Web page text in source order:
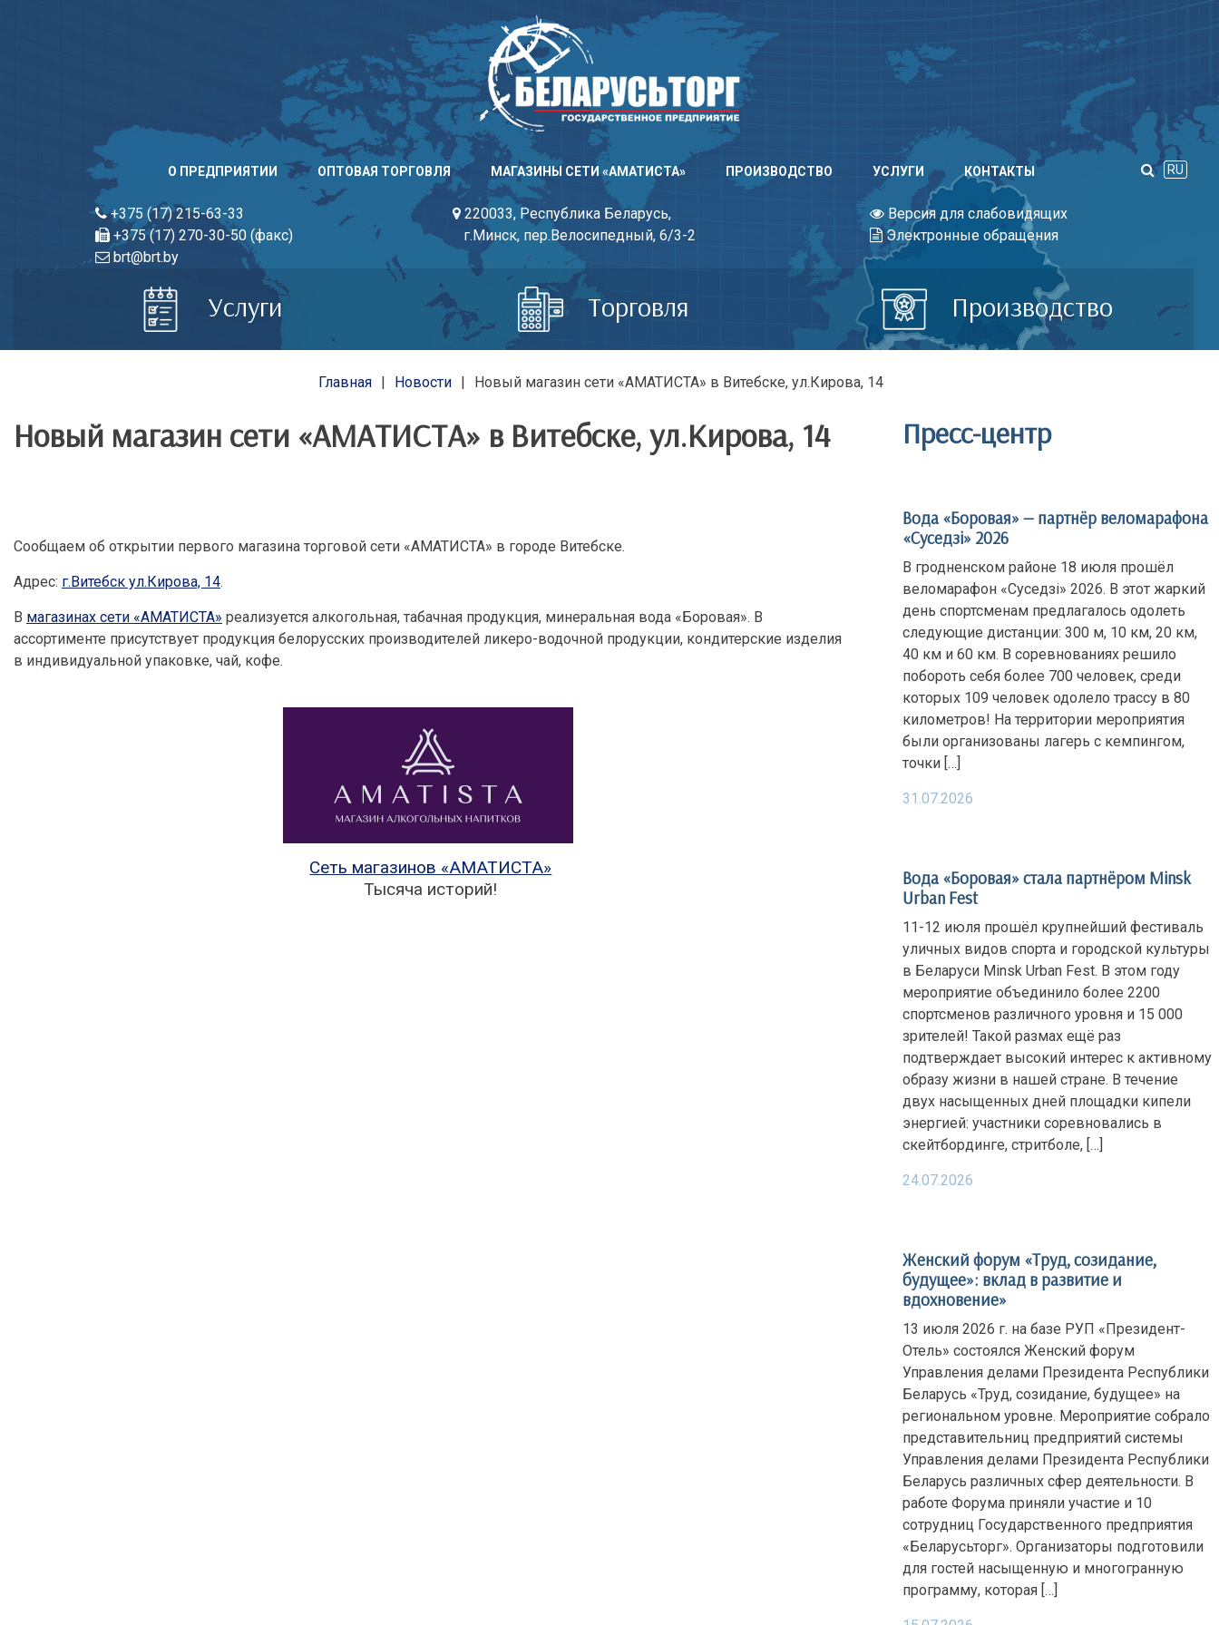
О ПРЕДПРИЯТИИ ОПТОВАЯ ТОРГОВЛЯ МАГАЗИНЫ СЕТИ «АМАТИСТА» ПРОИЗВОДСТВО УСЛУГИ КОНТАКТЫ RU
+375 (17) 215-63-33
+375 (17) 270-30-50 (факс)
brt@brt.by
220033, Республика Беларусь,
г.Минск, пер.Велосипедный, 6/3-2
Версия для слабовидящих
Электронные обращения
Услуги Торговля Производство
Главная Новости Новый магазин сети «АМАТИСТА» в Витебске, ул.Кирова, 14
Новый магазин сети «АМАТИСТА» в Витебске, ул.Кирова, 14
Сообщаем об открытии первого магазина торговой сети «АМАТИСТА» в городе Витебске.
Адрес: г.Витебск ул.Кирова, 14.
В магазинах сети «АМАТИСТА» реализуется алкогольная, табачная продукция, минеральная вода «Боровая». В
ассортименте присутствует продукция белорусских производителей ликеро-водочной продукции, кондитерские изделия
в индивидуальной упаковке, чай, кофе.
Сеть магазинов «АМАТИСТА»
Тысяча историй!
Пресс-центр
Вода «Боровая» — партнёр веломарафона
«Суседзi» 2026
В гродненском районе 18 июля прошёл
веломарафон «Суседзi» 2026. В этот жаркий
день спортсменам предлагалось одолеть
следующие дистанции: 300 м, 10 км, 20 км,
40 км и 60 км. В соревнованиях решило
побороть себя более 700 человек, среди
которых 109 человек одолело трассу в 80
километров! На территории мероприятия
были организованы лагерь с кемпингом,
точки […]
31.07.2026
Вода «Боровая» стала партнёром Minsk
Urban Fest
11-12 июля прошёл крупнейший фестиваль
уличных видов спорта и городской культуры
в Беларуси Minsk Urban Fest. В этом году
мероприятие объединило более 2200
спортсменов различного уровня и 15 000
зрителей! Такой размах ещё раз
подтверждает высокий интерес к активному
образу жизни в нашей стране. В течение
двух насыщенных дней площадки кипели
энергией: участники соревновались в
скейтбординге, стритболе, […]
24.07.2026
Женский форум «Труд, созидание,
будущее»: вклад в развитие и
вдохновение»
13 июля 2026 г. на базе РУП «Президент-
Отель» состоялся Женский форум
Управления делами Президента Республики
Беларусь «Труд, созидание, будущее» на
региональном уровне. Мероприятие собрало
представительниц предприятий системы
Управления делами Президента Республики
Беларусь различных сфер деятельности. В
работе Форума приняли участие и 10
сотрудниц Государственного предприятия
«Беларусьторг». Организаторы подготовили
для гостей насыщенную и многогранную
программу, которая […]